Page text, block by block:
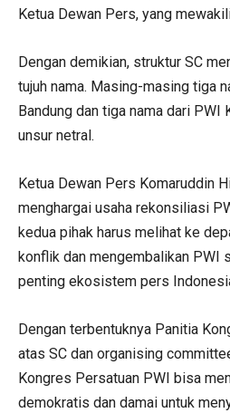
Ketua Dewan Pers, yang
Dengan demikian, struktur SC
tujuh nama. Masing-masing tiga
Bandung dan tiga nama dari PWI
unsur netral.
Ketua Dewan Pers Komaruddin
menghargai usaha rekonsiliasi
kedua pihak harus melihat ke
konflik dan mengembalikan PWI
penting ekosistem pers
Dengan terbentuknya Panitia
atas SC dan organising
Kongres Persatuan PWI bisa
demokratis dan damai untuk